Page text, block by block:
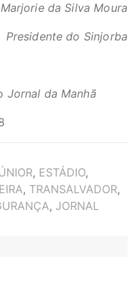
Marjorie da Silva Moura
Presidente do Sinjorba
Jornal da Manhã
, ESTÁDIO,
, TRANSALVADOR,
, JORNAL